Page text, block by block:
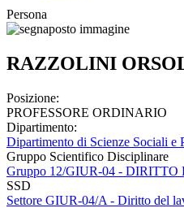
Persona
RAZZOLINI
Posizione:
PROFESSORE ORDINARIO
Dipartimento:
Dipartimento di Scienze Sociali e
Gruppo Scientifico Disciplinare
Gruppo 12/GIUR-04 - DIRITTO
SSD
Settore GIUR-04/A - Diritto del